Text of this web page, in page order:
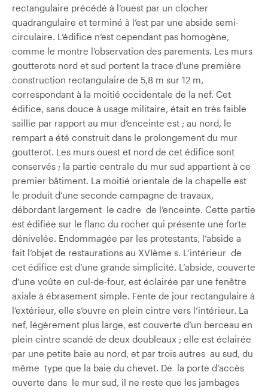
rectangulaire précédé à l’ouest par un clocher
quadrangulaire et terminé à l’est par une abside semi-
circulaire. L’édifice n’est cependant pas homogène,
comme le montre l’observation des parements. Les murs
goutterots nord et sud portent la trace d’une première
construction rectangulaire de 5,8 m sur 12 m,
correspondant à la moitié occidentale de la nef. Cet
édifice, sans douce à usage militaire, était en très faible
saillie par rapport au mur d’enceinte est ; au nord, le
rempart a été construit dans le prolongement du mur
goutterot. Les murs ouest et nord de cet édifice sont
conservés ; la partie centrale du mur sud appartient à ce
premier bâtiment. La moitié orientale de la chapelle est
le produit d’une seconde campagne de travaux,
débordant largement le cadre de l’enceinte. Cette partie
est édifiée sur le flanc du rocher qui présente une forte
dénivelée. Endommagée par les protestants, l’abside a
fait l’objet de restaurations au XVIème s. L’intérieur de
cet édifice est d’une grande simplicité. L’abside, couverte
d’une voûte en cul-de-four, est éclairée par une fenêtre
axiale à ébrasement simple. Fente de jour rectangulaire à
l’extérieur, elle s’ouvre en plein cintre vers l’intérieur. La
nef, légèrement plus large, est couverte d’un berceau en
plein cintre scandé de deux doubleaux ; elle est éclairée
par une petite baie au nord, et par trois autres au sud, du
même type que la baie du chevet. De la porte d’accès
ouverte dans le mur sud, il ne reste que les jambages